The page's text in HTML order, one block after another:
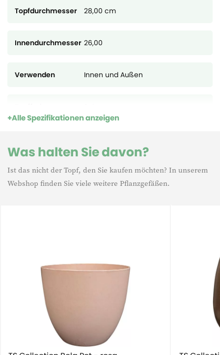
Topfdurchmesser 28,00 cm
Innendurchmesser 26,00
Verwenden Innen und Außen
Modell Rund
Alle Spezifikationen anzeigen
Was halten Sie davon?
Ist das nicht der Topf, den Sie kaufen möchten? In unserem
Webshop finden Sie viele weitere Pflanzgefäßen.